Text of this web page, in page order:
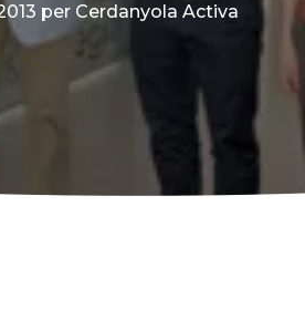
per Cerdanyola Activa